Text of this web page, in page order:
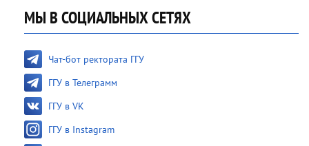
МЫ В СОЦИАЛЬНЫХ СЕТЯХ
Чат-бот ректората ГГУ
ГГУ в Телеграмм
ГГУ в VK
ГГУ в Instagram